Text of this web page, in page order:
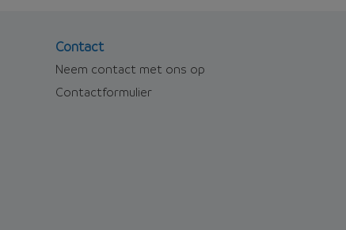
Contact
Neem contact met ons op
Contactformulier